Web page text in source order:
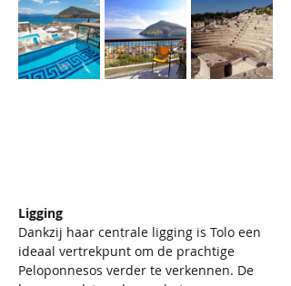
Ligging
Dankzij haar centrale ligging is Tolo een
ideaal vertrekpunt om de prachtige
Peloponnesos verder te verkennen. De